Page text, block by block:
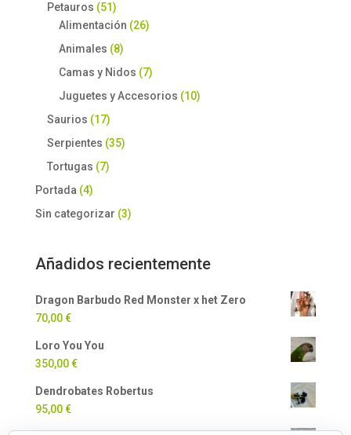
Petauros (51)
Alimentación (26)
Animales (8)
Camas y Nidos (7)
Juguetes y Accesorios (10)
Saurios (17)
Serpientes (35)
Tortugas (7)
Portada (4)
Sin categorizar (3)
Añadidos recientemente
Dragon Barbudo Red Monster x het Zero
70,00€
Loro You You
350,00€
Dendrobates Robertus
95,00€